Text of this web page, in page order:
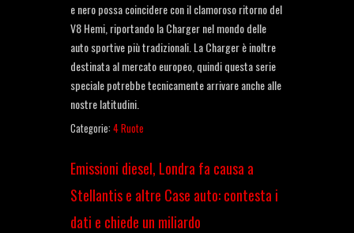
e nero possa coincidere con il clamoroso ritorno del
V8 Hemi, riportando la Charger nel mondo delle
auto sportive più tradizionali. La Charger è inoltre
destinata al mercato europeo, quindi questa serie
speciale potrebbe tecnicamente arrivare anche alle
nostre latitudini.
Categorie: 4 Ruote
Emissioni diesel, Londra fa causa a
Stellantis e altre Case auto: contesta i
dati e chiede un miliardo